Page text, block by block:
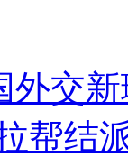
外交
帮结